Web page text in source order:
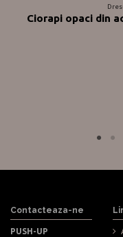
Ciorapi opaci din
Contacteaza-ne
PUSH-UP